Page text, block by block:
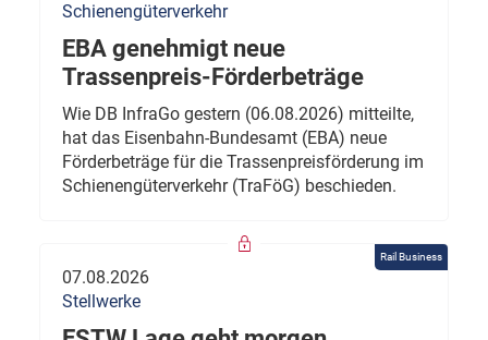
Schienengüterverkehr
EBA genehmigt neue
Trassenpreis-Förderbeträge
Wie DB InfraGo gestern (06.08.2026) mitteilte,
hat das Eisenbahn-Bundesamt (EBA) neue
Förderbeträge für die Trassenpreisförderung im
Schienengüterverkehr (TraFöG) beschieden.
Rail Business
07.08.2026
Stellwerke